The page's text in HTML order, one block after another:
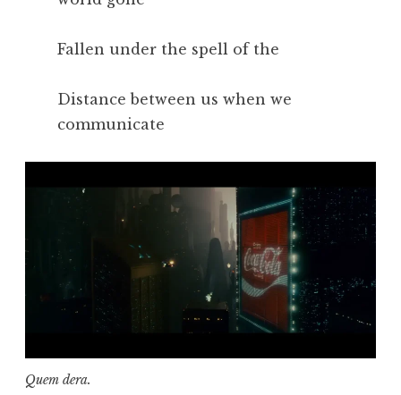
Fallen under the spell of the
Distance between us when we
communicate
Quem dera.